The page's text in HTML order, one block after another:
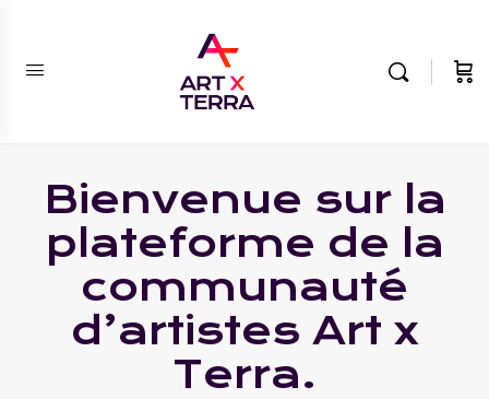
Bienvenue sur la
plateforme de la
communauté
d’artistes Art x
Terra.